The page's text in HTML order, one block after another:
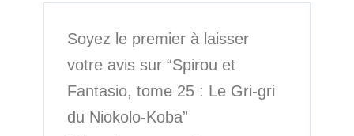
Soyez le premier à laisser
votre avis sur “Spirou et
Fantasio, tome 25 : Le Gri-gri
du Niokolo-Koba”